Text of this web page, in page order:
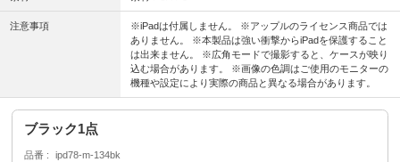
注意事項
※iPadは付属しません。 ※アップルのライセンス商品では
ありません。 ※本製品は強い衝撃からiPadを保護すること
は出来ません。 ※広角モードで撮影すると、ケースが映り
込む場合があります。 ※画像の色調はご使用のモニターの
機種や設定により実際の商品と異なる場合があります。
ブラック1点
品番 ipd78-m-134bk